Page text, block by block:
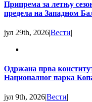
Припрема за летњу
предела на Западном
јул 29th, 2026|Вести|
Одржана прва
Националног парка
јул 9th, 2026|Вести|